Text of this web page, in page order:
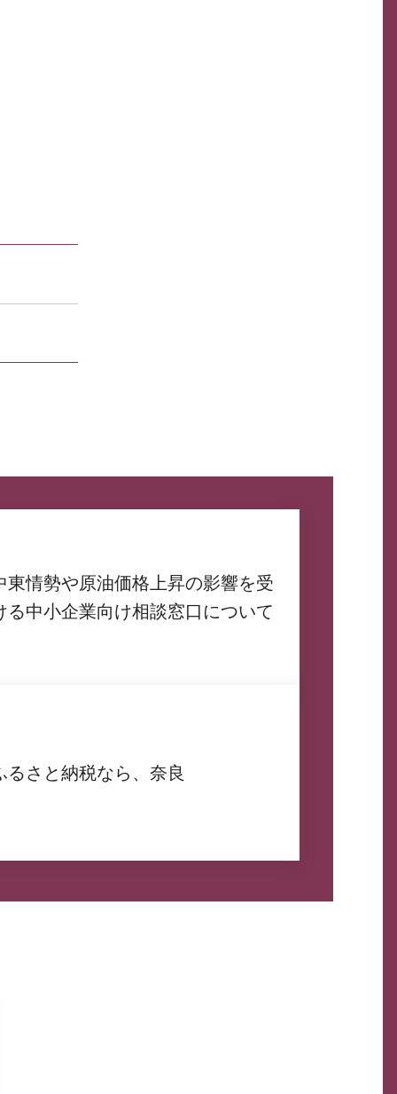
東情勢や原油価格上昇の影響を受
る中小企業向け相談窓口について
るさと納税なら、奈良